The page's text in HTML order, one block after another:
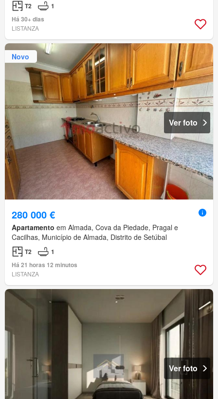
T2
1
Há 30+ dias
LISTANZA
Novo
Ver foto
280 000 €
Apartamento em Almada, Cova da Piedade, Pragal e
Cacilhas, Município de Almada, Distrito de Setúbal
T2
1
Há 21 horas 12 minutos
LISTANZA
Ver foto